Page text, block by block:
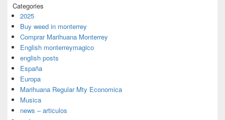
Categories
2025
Buy weed in monterrey
Comprar Marihuana Monterrey
English monterreymagico
english posts
España
Europa
Marihuana Regular Mty Economica
Musica
news – articulos